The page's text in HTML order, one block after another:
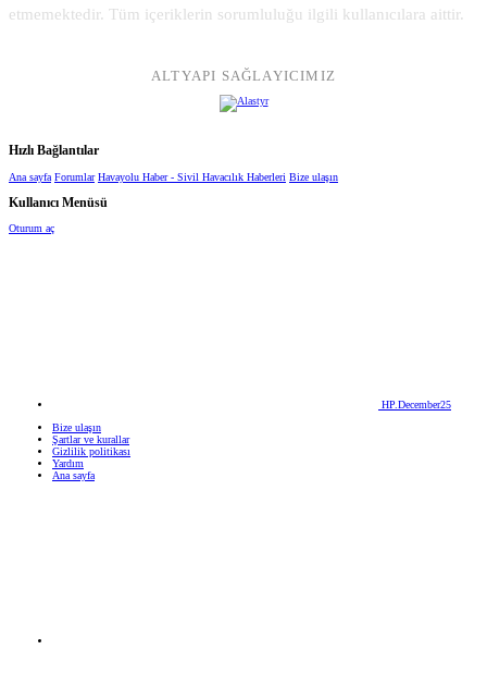
etmemektedir. Tüm içeriklerin sorumluluğu ilgili kullanıcılara aittir.
ALTYAPI SAĞLAYICIMIZ
Hızlı Bağlantılar
Ana sayfa Forumlar Havayolu Haber - Sivil Havacılık Haberleri Bize ulaşın
Kullanıcı Menüsü
Oturum aç
HP.December25
Bize ulaşın
Şartlar ve kurallar
Gizlilik politikası
Yardım
Ana sayfa